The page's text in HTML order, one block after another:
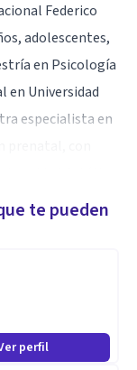
Federico
adolescentes,
en Psicología
en Universidad
especialista en
Psicológico
adultos
padres y
te pueden
perfil